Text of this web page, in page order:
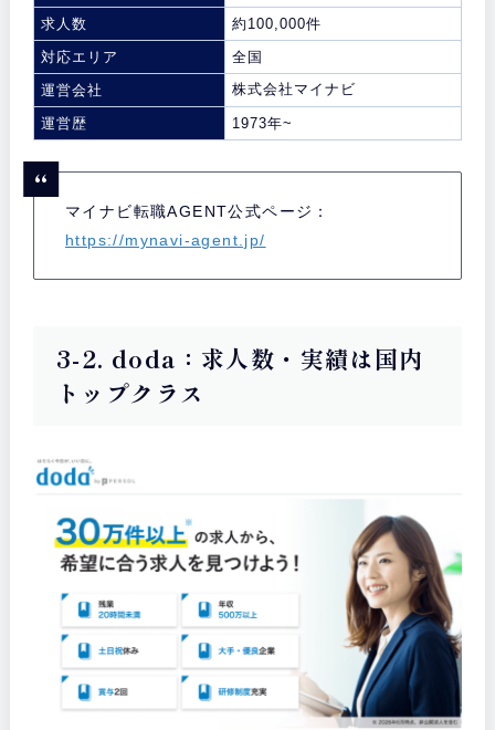
求人数
約100,000件
対応エリア
全国
運営会社
株式会社マイナビ
運営歴 1973年~
マイナビ転職AGENT公式ページ：
https://mynavi-agent.jp/
3-2. doda：求人数・実績は国内
トップクラス